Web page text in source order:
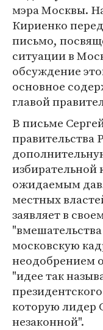
мэра Москвы.
Кириенко
письмо,
ситуации в
обсуждение
основное
главой
В письме
правительства
избирательной
ожидаемым
местных
заявляет в
московскую
неодобрением
"идее так
которую лидер
незаконной".